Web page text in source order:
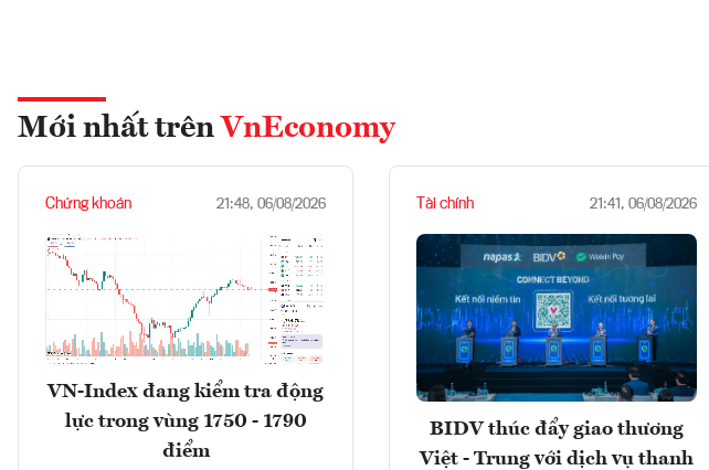
Mới nhất trên VnEconomy
Chứng khoán 21:48, 06/08/2026
VN-Index đang kiểm tra động
lực trong vùng 1750 - 1790
điểm
Tài chính 21:41, 06/08/2026
BIDV thúc đẩy giao thương
Việt - Trung với dịch vụ thanh